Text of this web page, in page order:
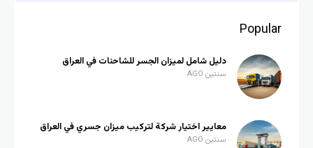
Popular
دليل شامل لميزان الجسر للشاحنات في العراق
سنتين AGO
معايير اختيار شركة لتركيب ميزان جسري في العراق
سنتين AGO